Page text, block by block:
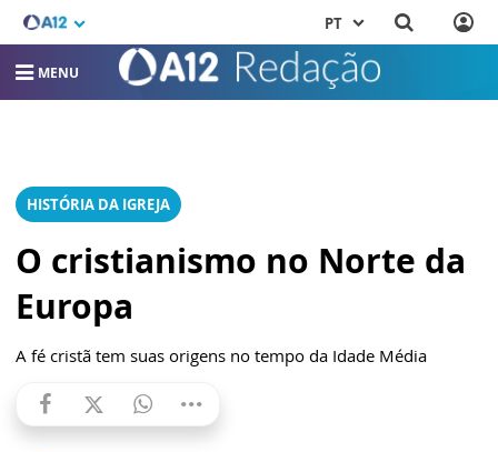
xxxxx
PT
MENU
HISTÓRIA DA IGREJA
O cristianismo no Norte da
Europa
A fé cristã tem suas origens no tempo da Idade Média